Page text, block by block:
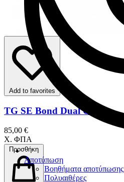
Αποτύπωση
Βοηθήματα αποτύπωσης
Πολυαιθέρες
Add to favorites
TG SE Bond Dual Cure
85,00 €
Χ. ΦΠΑ
Προσθήκη